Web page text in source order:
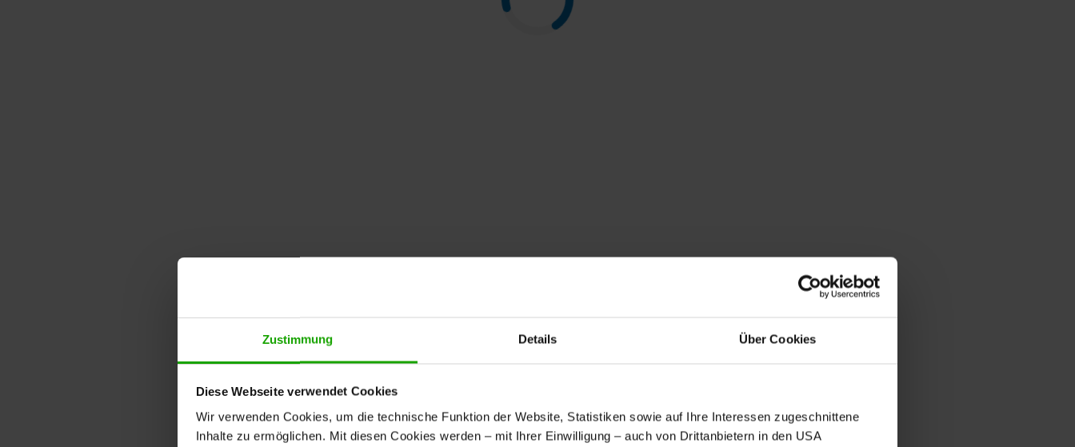
Zustimmung Details Über Cookies
Diese Webseite verwendet Cookies
Wir verwenden Cookies, um die technische Funktion der Website, Statistiken sowie auf Ihre Interessen zugeschnittene
Inhalte zu ermöglichen. Mit diesen Cookies werden – mit Ihrer Einwilligung – auch von Drittanbietern in den USA